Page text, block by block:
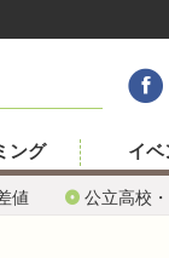
値 公立高校
ング イベ